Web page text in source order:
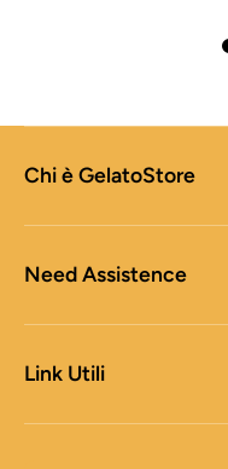
Chi è GelatoStore
Need Assistence
Link Utili